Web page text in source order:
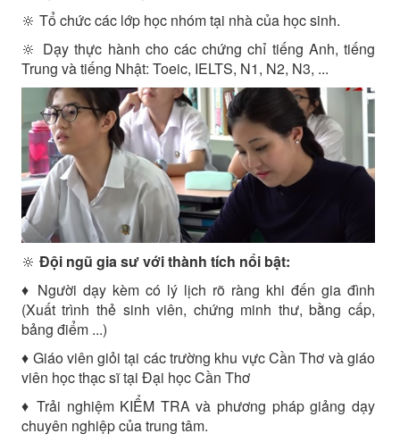
🔆 Tổ chức các lớp học nhóm tại nhà của học sinh.
🔆 Dạy thực hành cho các chứng chỉ tiếng Anh, tiếng
Trung và tiếng Nhật: Toeic, IELTS, N1, N2, N3, ...
🔆 Đội ngũ gia sư với thành tích nổi bật:
♦ Người dạy kèm có lý lịch rõ ràng khi đến gia đình
(Xuất trình thẻ sinh viên, chứng minh thư, bằng cấp,
bảng điểm ...)
♦ Giáo viên giỏi tại các trường khu vực Cần Thơ và giáo
viên học thạc sĩ tại Đại học Cần Thơ
♦ Trải nghiệm KIỂM TRA và phương pháp giảng dạy
chuyên nghiệp của trung tâm.